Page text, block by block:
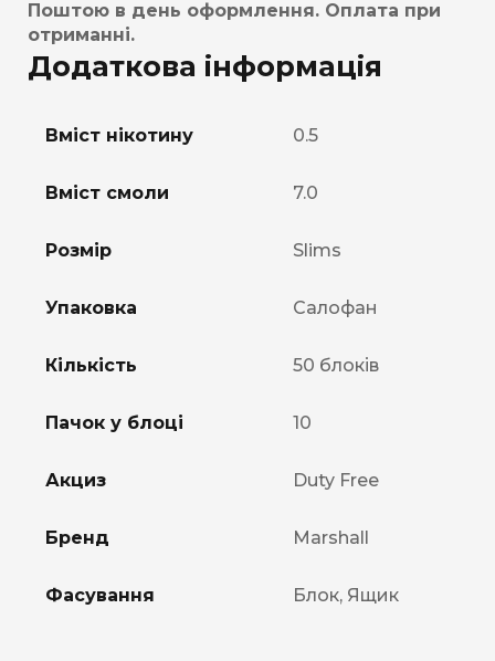
Поштою в день оформлення. Оплата при
отриманні.
Додаткова інформація
Вміст нікотину 0.5
Вміст смоли 7.0
Розмір Slims
Упаковка Салофан
Кількість 50 блоків
Пачок у блоці 10
Акциз Duty Free
Бренд Marshall
Фасування Блок, Ящик